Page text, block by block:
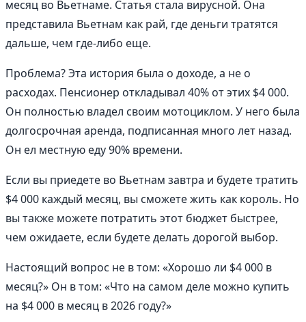
месяц во Вьетнаме. Статья стала вирусной. Она
представила Вьетнам как рай, где деньги тратятся
дальше, чем где-либо еще.
Проблема? Эта история была о доходе, а не о
расходах. Пенсионер откладывал 40% от этих $4 000.
Он полностью владел своим мотоциклом. У него была
долгосрочная аренда, подписанная много лет назад.
Он ел местную еду 90% времени.
Если вы приедете во Вьетнам завтра и будете тратить
$4 000 каждый месяц, вы сможете жить как король. Но
вы также можете потратить этот бюджет быстрее,
чем ожидаете, если будете делать дорогой выбор.
Настоящий вопрос не в том: «Хорошо ли $4 000 в
месяц?» Он в том: «Что на самом деле можно купить
на $4 000 в месяц в 2026 году?»